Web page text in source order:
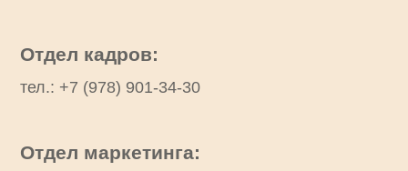
Отдел кадров:
тел.: +7 (978) 901-34-30
Отдел маркетинга: